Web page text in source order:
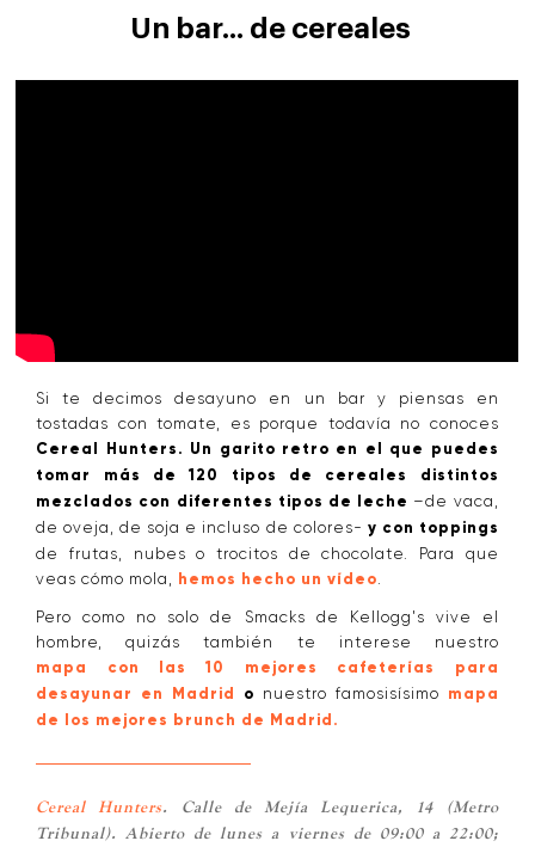
Un bar... de cereales
Si te decimos desayuno en un bar y piensas en
tostadas con tomate, es porque todavía no conoces
Cereal Hunters. Un garito retro en el que puedes
tomar más de 120 tipos de cereales distintos
mezclados con diferentes tipos de leche –de vaca,
de oveja, de soja e incluso de colores- y con toppings
de frutas, nubes o trocitos de chocolate. Para que
veas cómo mola,
hemos hecho un vídeo
Pero como no solo de Smacks de Kellogg's vive el
hombre, quizás también te interese nuestro
mapa con las 10 mejores cafeterías para
desayunar en Madrid
o nuestro famosisísimo mapa
de los mejores brunch de Madrid.
Cereal Hunters. Calle de Mejía Lequerica, 14 (Metro
Tribunal). Abierto de lunes a viernes de 09:00 a 22:00;